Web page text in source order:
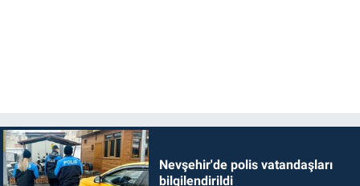
Nevşehir'de polis vatandaşları
bilgilendirildi